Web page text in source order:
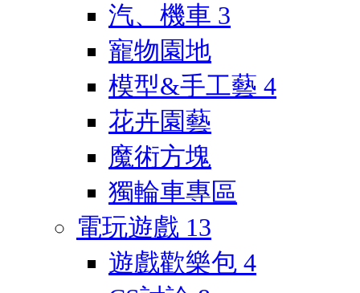
汽、機車 3
寵物園地
模型&手工藝 4
花卉園藝
魔術方塊
獨輪車專區
電玩遊戲 13
遊戲歡樂包 4